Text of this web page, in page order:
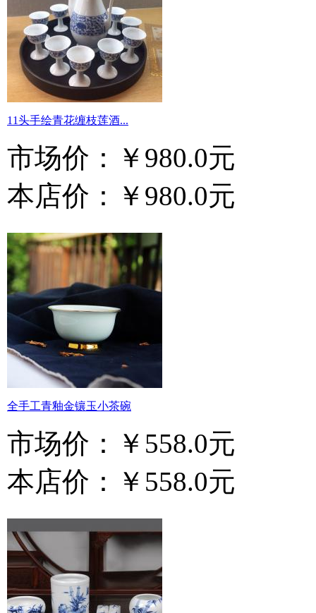
11头手绘青花缠枝莲酒...
市场价：
￥980.0元
本店价：
￥980.0元
全手工青釉金镶玉小茶碗
市场价：
￥558.0元
本店价：
￥558.0元